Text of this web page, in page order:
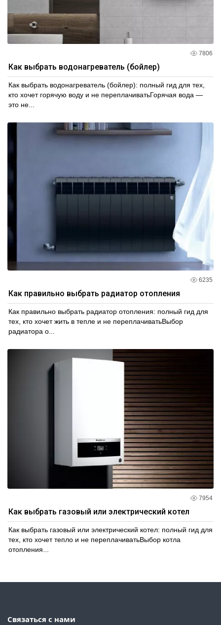
7806
Как выбрать водонагреватель (бойлер)
Как выбрать водонагреватель (бойлер): полный гид для тех,
кто хочет горячую воду и не переплачиватьГорячая вода —
это не...
6235
Как правильно выбрать радиатор отопления
Как правильно выбрать радиатор отопления: полный гид для
тех, кто хочет жить в тепле и не переплачиватьВыбор
радиатора о...
7954
Как выбрать газовый или электрический котел
Как выбрать газовый или электрический котел: полный гид для
тех, кто хочет тепло и не переплачиватьВыбор котла
отопления...
Связаться с нами